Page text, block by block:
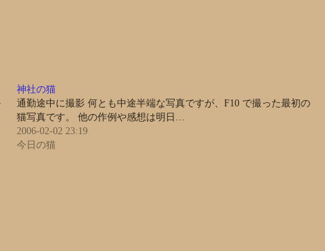
神社の猫
通勤途中に撮影 何とも中途半端な写真ですが、F10 で撮った最初の
猫写真です。 他の作例や感想は明日…
2006-02-02 23:19
今日の猫